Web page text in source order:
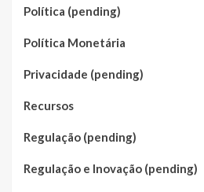
Política (pending)
Política Monetária
Privacidade (pending)
Recursos
Regulação (pending)
Regulação e Inovação (pending)